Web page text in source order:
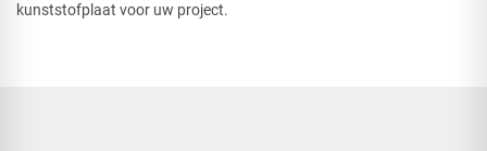
kunststofplaat voor uw project.